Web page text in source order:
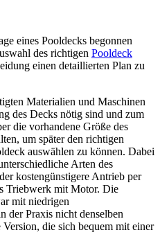
eines Pooldecks begonnen
des richtigen Pooldeck
einen detaillierten Plan zu
Materialien und Maschinen
des Decks nötig sind und zum
die vorhandene Größe des
um später den richtigen
auswählen zu können. Dabei
Arten des
kostengünstigere Antrieb per
Triebwerk mit Motor. Die
mit niedrigen
der Praxis nicht denselben
die sich bequem mit einer